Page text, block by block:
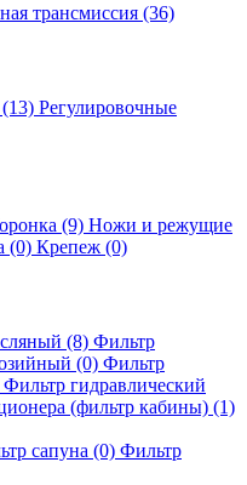
трансмиссия (36)
Регулировочные
(9) Ножи и режущие
(0) Крепеж (0)
(8) Фильтр
(0) Фильтр
Фильтр гидравлический
(фильтр кабины) (1)
сапуна (0) Фильтр